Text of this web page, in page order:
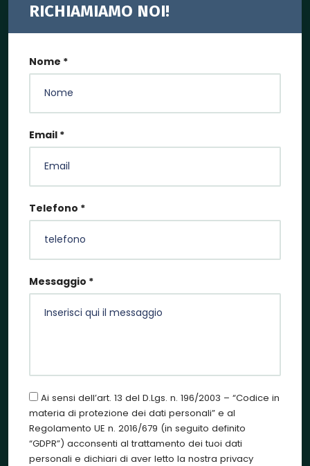
RICHIAMIAMO NOI!
Nome *
Email *
Telefono *
Messaggio *
Ai sensi dell’art. 13 del D.Lgs. n. 196/2003 – “Codice in
materia di protezione dei dati personali” e al
Regolamento UE n. 2016/679 (in seguito definito
“GDPR”) acconsenti al trattamento dei tuoi dati
personali e dichiari di aver letto la nostra privacy